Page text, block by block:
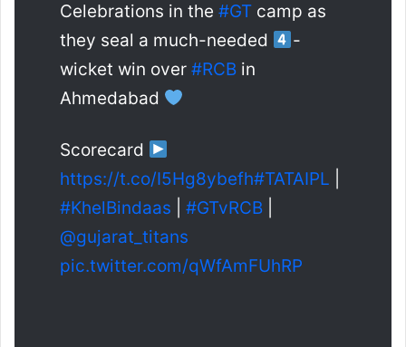
Celebrations in the #GT camp as
they seal a much-needed
-
wicket win over #RCB in
Ahmedabad
Scorecard
https://t.co/I5Hg8ybefh#TATAIPL
#KhelBindaas
#GTvRCB
@gujarat_titans
pic.twitter.com/qWfAmFUhRP